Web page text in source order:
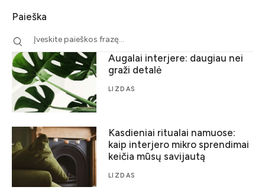
Paieška
Augalai interjere: daugiau nei
graži detalė
LIZDAS
Kasdieniai ritualai namuose:
kaip interjero mikro sprendimai
keičia mūsų savijautą
LIZDAS